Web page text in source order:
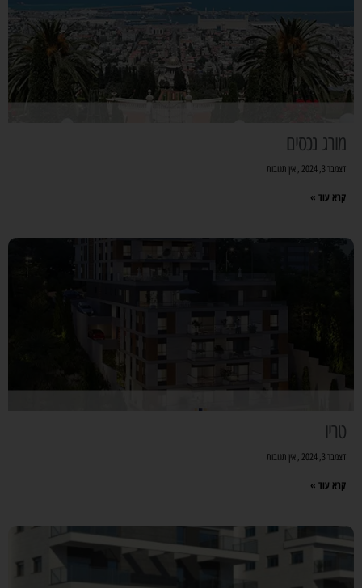
מורג נכסים
דצמבר 3, 2024 אין תגובות
קרא עוד »
טריו
דצמבר 3, 2024 אין תגובות
קרא עוד »